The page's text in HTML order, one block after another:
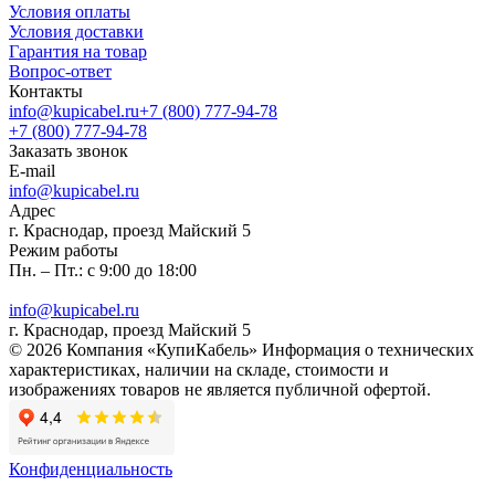
Условия оплаты
Условия доставки
Гарантия на товар
Вопрос-ответ
Контакты
info@kupicabel.ru+7 (800) 777-94-78
+7 (800) 777-94-78
Заказать звонок
E-mail
info@kupicabel.ru
Адрес
г. Краснодар, проезд Майский 5
Режим работы
Пн. – Пт.: с 9:00 до 18:00
info@kupicabel.ru
г. Краснодар, проезд Майский 5
© 2026 Компания «КупиКабель» Информация о технических
характеристиках, наличии на складе, стоимости и
изображениях товаров не является публичной офертой.
Конфиденциальность